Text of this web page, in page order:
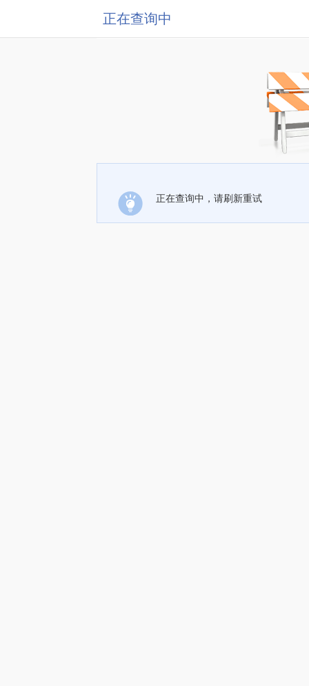
正在查询中
正在查询中，请刷新重试